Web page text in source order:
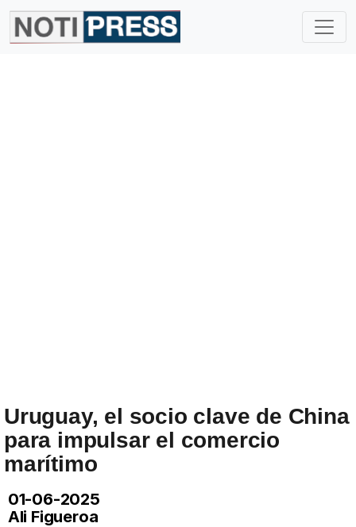
Uruguay, el socio clave de China
para impulsar el comercio
marítimo
01-06-2025
Ali Figueroa